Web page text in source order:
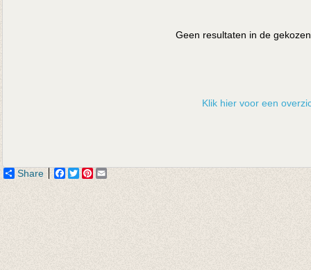
Geen resultaten in de
Klik hier voor een
Share Facebook
TwitterPinterest